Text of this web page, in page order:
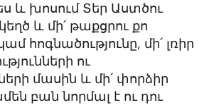
և խոսում Տեր Աստծու
և մի՛ թաքցրու քո
հոգնածությունը, մի՛ լռիր
ու
մասին և մի՛ փորձիր
բան նորմալ է ու դու